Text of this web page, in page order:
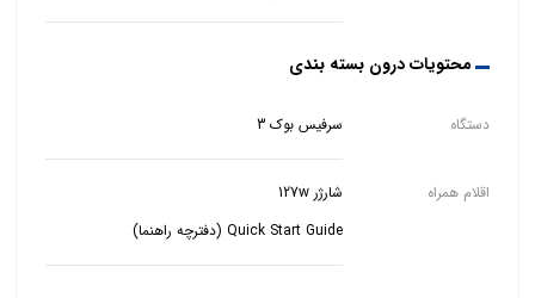
محتویات درون بسته بندی
دستگاه سرفیس بوک 3
اقلام همراه
شارژر 127w
Quick Start Guide (دفترچه راهنما)